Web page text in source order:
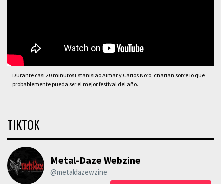
Durante casi 20 minutos Estanislao Aimar y Carlos Noro, charlan sobre lo que
probablemente pueda ser el mejor festival del año.
TIKTOK
Metal-Daze Webzine
@metaldazewzine